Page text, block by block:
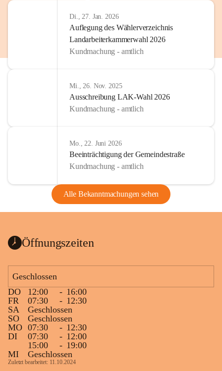
Di., 27. Jan. 2026
Auflegung des Wählerverzeichnis
Landarbeiterkammerwahl 2026
Kundmachung - amtlich
Mi., 26. Nov. 2025
Ausschreibung LAK-Wahl 2026
Kundmachung - amtlich
Mo., 22. Juni 2026
Beeinträchtigung der Gemeindestraße
Kundmachung - amtlich
Alle Bekanntmachungen sehen
Öffnungszeiten
Geschlossen
DO
12:00 - 16:00
FR
07:30 - 12:30
SA
Geschlossen
SO
Geschlossen
MO 07:30 - 12:30
DI
07:30 - 12:00
15:00
- 19:00
MI
Geschlossen
Zuletzt bearbeitet: 11.10.2024